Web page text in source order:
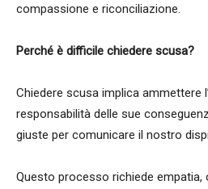
compassione e riconciliazione.
Perché è difficile chiedere scusa?
Chiedere scusa implica ammettere
responsabilità delle sue
giuste per comunicare il nostro
Questo processo richiede empatia,